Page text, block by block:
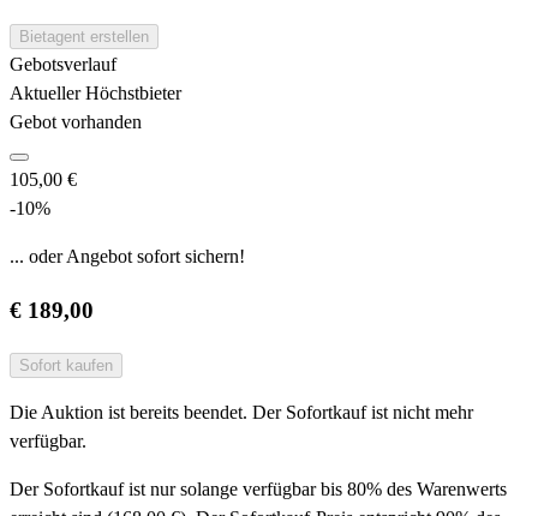
Bietagent erstellen
Gebotsverlauf
Aktueller Höchstbieter
Gebot vorhanden
105,00 €
-10%
... oder Angebot sofort sichern!
€ 189,00
Sofort kaufen
Die Auktion ist bereits beendet. Der Sofortkauf ist nicht mehr
verfügbar.
Der Sofortkauf ist nur solange verfügbar bis 80% des Warenwerts